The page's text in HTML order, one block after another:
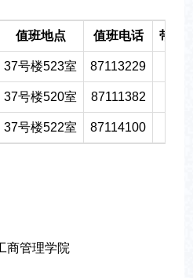
值班地点 值班电话 带班
37号楼523室 87113229
37号楼520室 87111382
37号楼522室 87114100
学院